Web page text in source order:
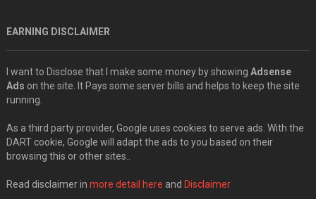
EARNING DISCLAIMER
I want to Disclose that I make some money by showing Adsense
Ads on the site. It Pays some server bills and helps to keep the site
running.
As a third party provider, Google uses cookies to serve ads. With the
DART cookie, Google will adapt the ads to you based on their
browsing this or other sites..
Read disclaimer in more detail here and Disclaimer